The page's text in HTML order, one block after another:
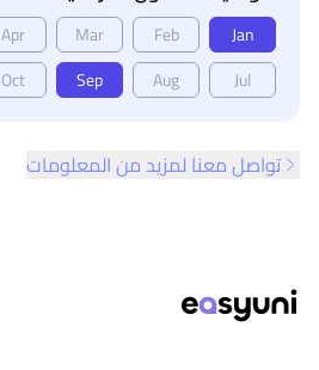
Jan
Feb
Mar
Apr
Jul
Aug
Sep
Oct
تواصل معنا لمزيد من المعلومات